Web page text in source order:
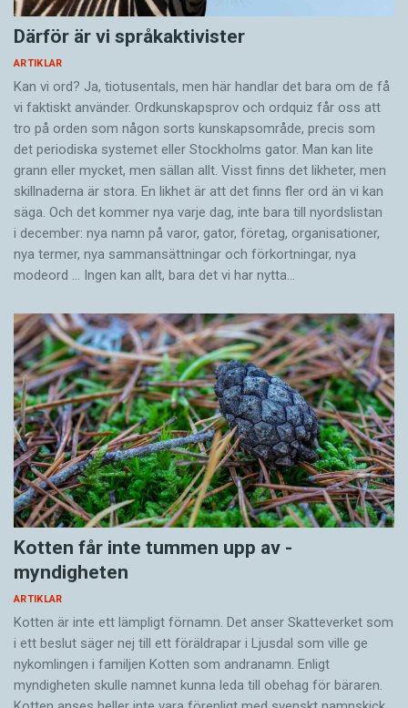
Därför är vi språkaktivister
ARTIKLAR
Kan vi ord? Ja, tiotusentals, men här handlar det bara om de få
vi faktiskt använder. Ordkunskapsprov och ordquiz får oss att
tro på orden som någon sorts kunskapsområde, precis som
det periodiska systemet eller Stockholms gator. Man kan lite
grann eller mycket, men sällan allt. Visst finns det likheter, men
skillnaderna är stora. En likhet är att det finns fler ord än vi kan
säga. Och det kommer nya varje dag, inte bara till nyordslistan
i december: nya namn på varor, gator, företag, organisationer,
nya termer, nya samman­sättningar och förkortningar, nya
modeord … Ingen kan allt, bara det vi har nytta…
Kotten får inte tummen upp av ­
myndigheten
ARTIKLAR
Kotten är inte ett lämpligt förnamn. Det anser Skatte­verket som
i ett beslut säger nej till ett föräldra­par i Ljusdal som ville ge
nykomlingen i familjen Kotten som andranamn. Enligt
myndigheten skulle namnet kunna leda till obehag för bäraren.